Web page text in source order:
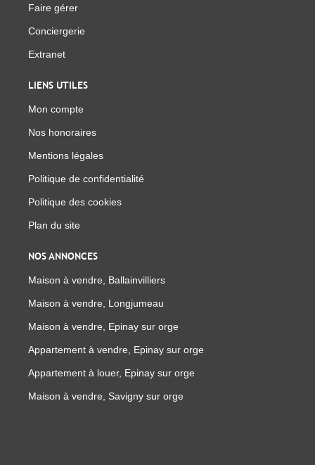
Faire gérer
Conciergerie
Extranet
LIENS UTILES
Mon compte
Nos honoraires
Mentions légales
Politique de confidentialité
Politique des cookies
Plan du site
NOS ANNONCES
Maison à vendre, Ballainvilliers
Maison à vendre, Longjumeau
Maison à vendre, Epinay sur orge
Appartement à vendre, Epinay sur orge
Appartement à louer, Epinay sur orge
Maison à vendre, Savigny sur orge